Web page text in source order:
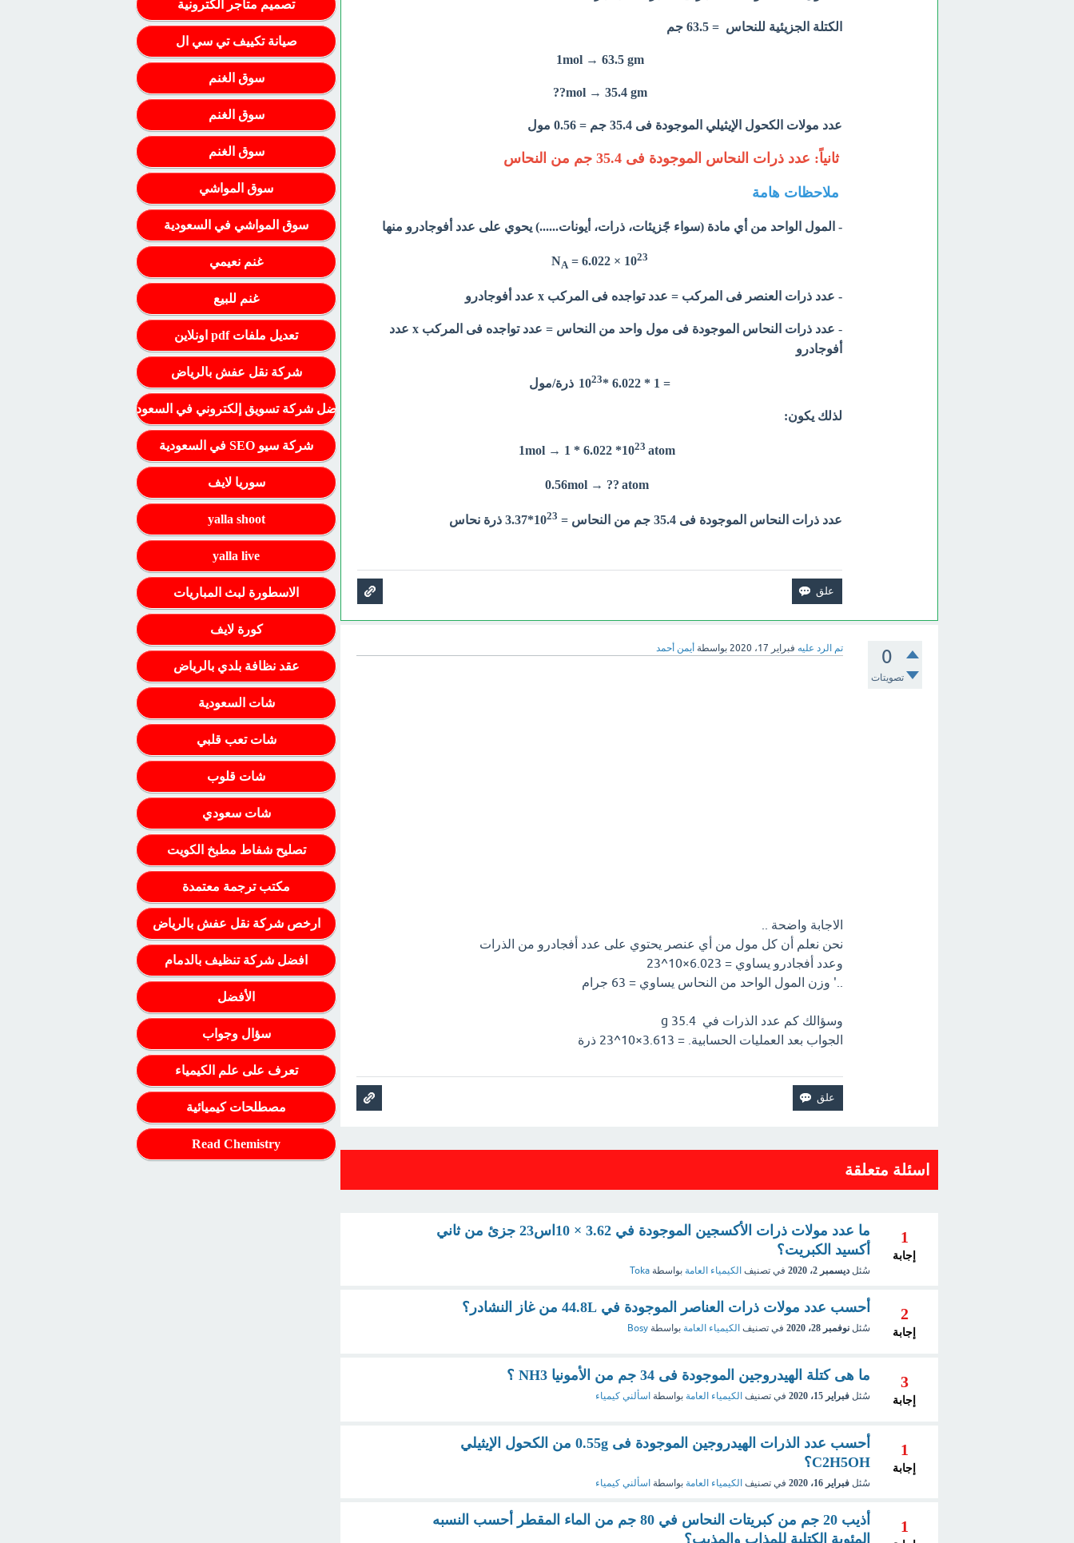
الكتلة الجزيئية للنحاس = 63.5 جم
1mol → 63.5 gm
mol → 35.4 gm??
عدد مولات الكحول الإيثيلي الموجودة فى 35.4 جم = 0.56 مول
ثانياً: عدد ذرات النحاس الموجودة فى 35.4 جم من النحاس
ملاحظات هامة
- المول الواحد من أي مادة (سواء جًزیئات، ذرات، أیونات......) یحوي على عدد أفوجادرو منها
NA = 6.022 × 1023
- عدد ذرات العنصر فى المركب = عدد تواجده فى المركب x عدد أفوجادرو
- عدد ذرات النحاس الموجودة فى مول واحد من النحاس = عدد تواجده فى المركب
x عدد
أفوجادرو
= 1 * 6.022 *10
23 ذرة/مول
لذلك يكون:
1mol →
1 * 6.022 *1023 atom
0.56mol → ??
atom
عدد ذرات النحاس الموجودة فى 35.4 جم من النحاس = 10 23 *3.37 ذرة نحاس
0
تصويتات
تم الرد عليه فبراير 17، 2020 بواسطةأيمن أحمد
الاجابة واضحة ..
نحن نعلم أن كل مول من أي عنصر يحتوي على عدد أفجادرو من الذرات
وعدد أفجادرو يساوي = 6.023×10^23
..' وزن المول الواحد من النحاس يساوي = 63 جرام
وسؤالك كم عدد الذرات في 35.4 g
الجواب بعد العمليات الحسابية. = 3.613×10^23 ذرة
اسئلة متعلقة
1
إجابة
ما عدد مولات ذرات الأكسجين الموجودة في 3.62 × 10اس23 جزئ من ثاني
أكسيد الكبريت؟
سُئل ديسمبر 2، 2020 في تصنيف الكيمياء العامة بواسطة Toka
2
إجابة
أحسب عدد مولات ذرات العناصر الموجودة في 44.8L من غاز النشادر؟
سُئل نوفمبر 28، 2020 في تصنيف الكيمياء العامة بواسطة Bosy
3
إجابة
ما هى كتلة الهيدروجين الموجودة فى 34 جم من الأمونيا NH3 ؟
سُئل فبراير 15، 2020 في تصنيف الكيمياء العامة بواسطة اسألني كيمياء
1
إجابة
أحسب عدد الذرات الهيدروجين الموجودة فى 0.55g من الكحول الإيثيلي
C2H5OH؟
سُئل فبراير 16، 2020 في تصنيف الكيمياء العامة بواسطة اسألني كيمياء
1
أذيب 20 جم من كبريتات النحاس في 80 جم من الماء المقطر أحسب النسبه
المئوية الكتلية للمذاب والمذيب؟
تصميم متاجر الكترونية
صيانة تكييف تي سي ال
سوق الغنم
سوق الغنم
سوق الغنم
سوق المواشي
سوق المواشي في السعودية
غنم نعيمي
غنم للبيع
تعديل ملفات pdf اونلاين
شركة نقل عفش بالرياض
أفضل شركة تسويق إلكتروني في السعودية
شركة سيو SEO في السعودية
سوريا لايف
yalla shoot
yalla live
الاسطورة لبث المباريات
كورة لايف
عقد نظافة بلدي بالرياض
شات السعودية
شات تعب قلبي
شات قلوب
شات سعودي
تصليح شفاط مطبخ الكويت
مكتب ترجمة معتمدة
ارخص شركة نقل عفش بالرياض
افضل شركة تنظيف بالدمام
الأفضل
سؤال وجواب
تعرف على علم الكيمياء
مصطلحات كيميائية
Read Chemistry